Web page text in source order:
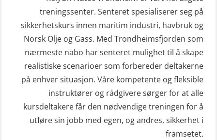
inkl. brannslukning (FSC121)
Hjertestarter brukerkurs (OFA107)
Kombi Søk og Redningslag og HLO
repetisjonskurs med e-læring
(ABSBLE010)
Kondisjonstest (OSC151)
Ledertrening i beredskap og
krisehåndtering for plattformsjefer
(MSE112)
STCW Redningsfarkost oppdatering
sliskebåt (MSE116)
STCW Sikkerhetsopplæring for
sjøfolk på mindre skip med eLearning
(MBSBLE003)
STCW oppdatering Livbåtfører
redningsfarkoster 8 t – konvensjonell
treningssenter. Senteret spesialiserer seg på
sikkerhetskurs innen maritim industri, havbruk og
Norsk Olje og Gass. Med Trondheimsfjorden som
nærmeste nabo har senteret mulighet til å skape
realistiske scenarioer som forbereder deltakerne
på enhver situasjon. Våre kompetente og fleksible
instruktører og rådgivere sørger for at alle
kursdeltakere får den nødvendige treningen for å
utføre sin jobb med egen, og andres, sikkerhet i
framsetet.